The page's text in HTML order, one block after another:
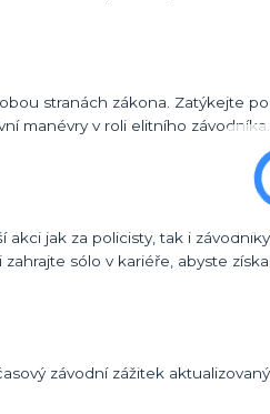
stranách zákona. Zatýkejte
manévry v roli elitního
jak za policisty, tak i
sólo v kariéře, abyste
závodní zážitek